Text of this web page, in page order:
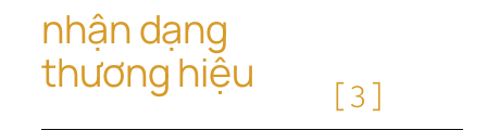
nhận dạng
thương hiệu
[3]